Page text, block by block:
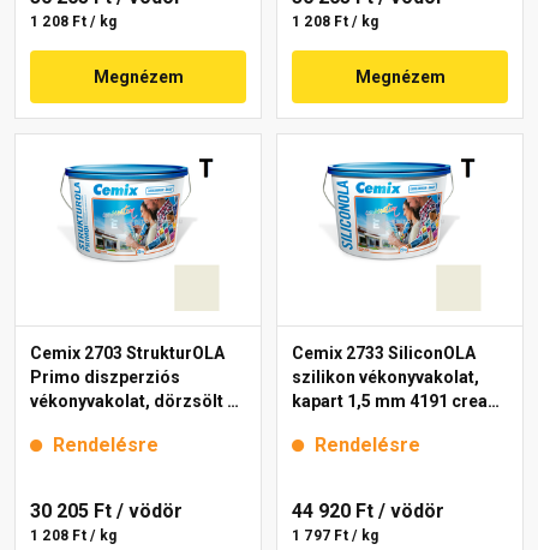
1 208 Ft / kg
Megnézem
1 208 Ft / kg
Megnézem
Cemix 2703 StrukturOLA
Primo diszperziós
vékonyvakolat, dörzsölt 2
Rendelésre
30 205 Ft / vödör
1 208 Ft / kg
Cemix 2733 SiliconOLA
szilikon vékonyvakolat,
kapart 1,5 mm 4191 cream
Rendelésre
44 920 Ft / vödör
1 797 Ft / kg